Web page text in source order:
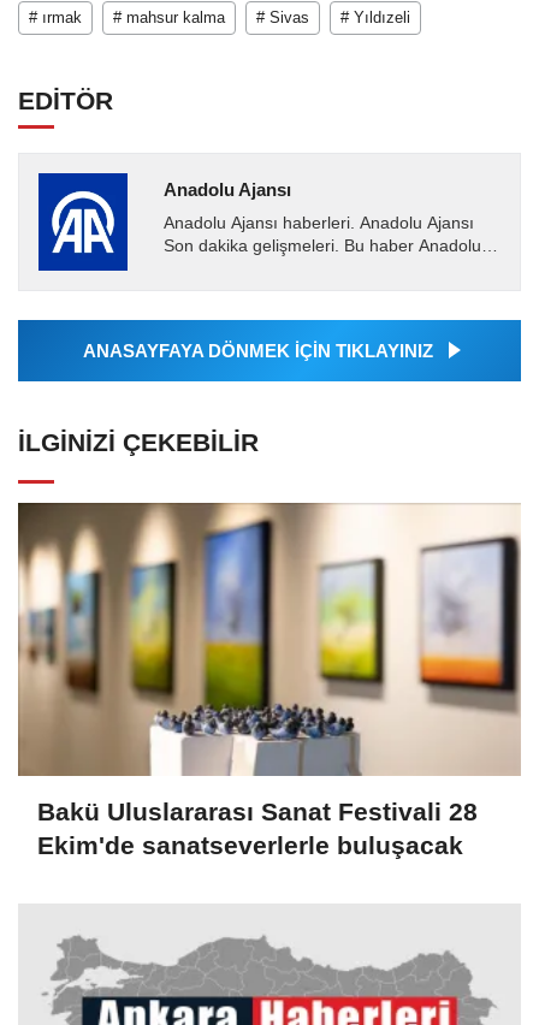
# ırmak # mahsur kalma # Sivas # Yıldızeli
EDİTÖR
Anadolu Ajansı
Anadolu Ajansı haberleri. Anadolu Ajansı
Son dakika gelişmeleri. Bu haber Anadolu
Ajansı tarafından...
ANASAYFAYA DÖNMEK İÇİN TIKLAYINIZ
İLGINIZI ÇEKEBILIR
Bakü Uluslararası Sanat Festivali 28
Ekim'de sanatseverlerle buluşacak